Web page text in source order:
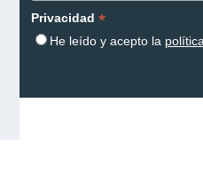
Privacidad *
He leído y acepto la